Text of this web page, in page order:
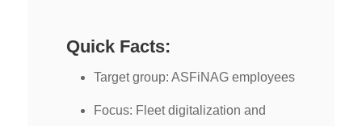
Quick Facts:
Target group: ASFiNAG employees
Focus: Fleet digitalization and